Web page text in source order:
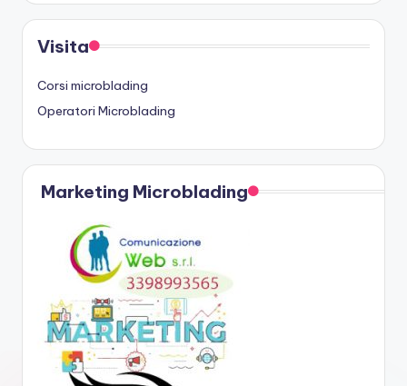
Visita
Corsi microblading
Operatori Microblading
Marketing Microblading